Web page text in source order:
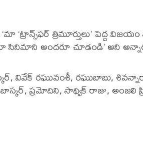
‘ట్రాన్స్‌ఫర్ త్రిమూర్తులు’ పెద్ద
సినిమాని అందరూ చూడండి’ అని
వివేక్ రఘువంశీ, రఘుబాబు,
ప్రమోదిని, సాథ్విక్ రాజు, అంజలి